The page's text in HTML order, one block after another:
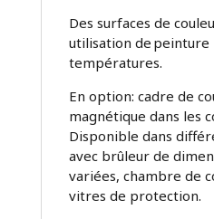
Des surfaces de
utilisation de peinture
températures.
En option: cadre de
magnétique dans les
Disponible dans
avec brûleur de
variées, chambre de
vitres de protection.